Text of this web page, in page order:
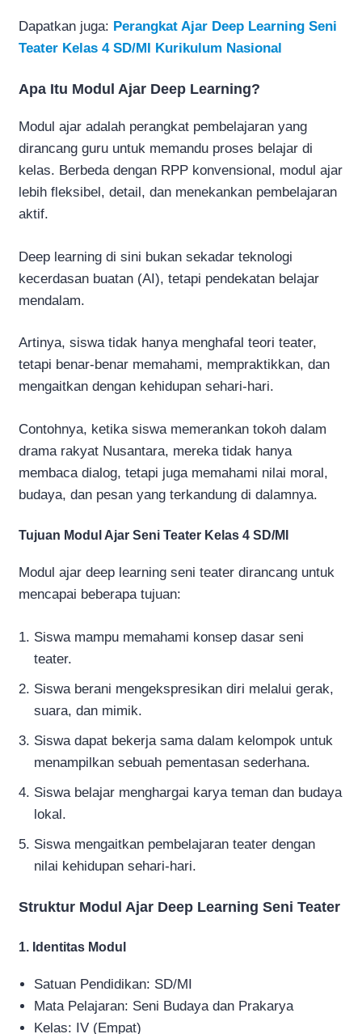
Dapatkan juga: Perangkat Ajar Deep Learning Seni
Teater Kelas 4 SD/MI Kurikulum Nasional
Apa Itu Modul Ajar Deep Learning?
Modul ajar adalah perangkat pembelajaran yang
dirancang guru untuk memandu proses belajar di
kelas. Berbeda dengan RPP konvensional, modul ajar
lebih fleksibel, detail, dan menekankan pembelajaran
aktif.
Deep learning di sini bukan sekadar teknologi
kecerdasan buatan (AI), tetapi pendekatan belajar
mendalam.
Artinya, siswa tidak hanya menghafal teori teater,
tetapi benar-benar memahami, mempraktikkan, dan
mengaitkan dengan kehidupan sehari-hari.
Contohnya, ketika siswa memerankan tokoh dalam
drama rakyat Nusantara, mereka tidak hanya
membaca dialog, tetapi juga memahami nilai moral,
budaya, dan pesan yang terkandung di dalamnya.
Tujuan Modul Ajar Seni Teater Kelas 4 SD/MI
Modul ajar deep learning seni teater dirancang untuk
mencapai beberapa tujuan:
Siswa mampu memahami konsep dasar seni
teater.
Siswa berani mengekspresikan diri melalui gerak,
suara, dan mimik.
Siswa dapat bekerja sama dalam kelompok untuk
menampilkan sebuah pementasan sederhana.
Siswa belajar menghargai karya teman dan budaya
lokal.
Siswa mengaitkan pembelajaran teater dengan
nilai kehidupan sehari-hari.
Struktur Modul Ajar Deep Learning Seni Teater
1. Identitas Modul
Satuan Pendidikan: SD/MI
Mata Pelajaran: Seni Budaya dan Prakarya
Kelas: IV (Empat)